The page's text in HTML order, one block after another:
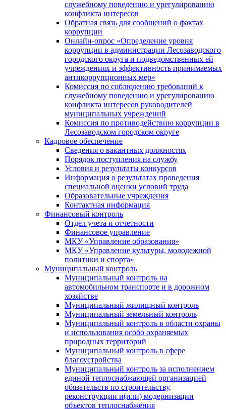
служебному поведению и урегулированию
конфликта интересов
Обратная связь для сообщений о фактах
коррупции
Онлайн-опрос «Определение уровня
коррупции в администрации Лесозаводского
городского округа и подведомственных ей
учреждениях и эффективность принимаемых
антикоррупционных мер»
Комиссия по соблюдению требований к
служебному поведению и урегулированию
конфликта интересов руководителей
муниципальных учреждений
Комиссия по противодействию коррупции в
Лесозаводском городском округе
Кадровое обеспечение
Сведения о вакантных должностях
Порядок поступления на службу
Условия и результаты конкурсов
Информация о результатах проведения
специальной оценки условий труда
Образовательные учреждения
Контактная информация
Финансовый контроль
Отдел учета и отчетности
Финансовое управление
МКУ «Управление образования»
МКУ «Управление культуры, молодежной
политики и спорта»
Муниципальный контроль
Муниципальный контроль на
автомобильном транспорте и в дорожном
хозяйстве
Муниципальный жилищный контроль
Муниципальный земельный контроль
Муниципальный контроль в области охраны
и использования особо охраняемых
природных территорий
Муниципальный контроль в сфере
благоустройства
Муниципальный контроль за исполнением
единой теплоснабжающей организацией
обязательств по строительству,
реконструкции и(или) модернизации
объектов теплоснабжения